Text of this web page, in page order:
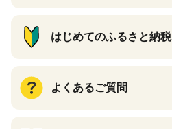
はじめてのふるさと納税
よくあるご質問